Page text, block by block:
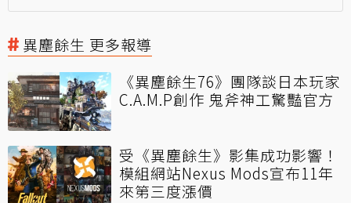
異塵餘生 更多報導
《異塵餘生76》團隊談日本玩家
C.A.M.P創作 鬼斧神工驚豔官方
受《異塵餘生》影集成功影響！
模組網站Nexus Mods宣布11年
來第三度漲價